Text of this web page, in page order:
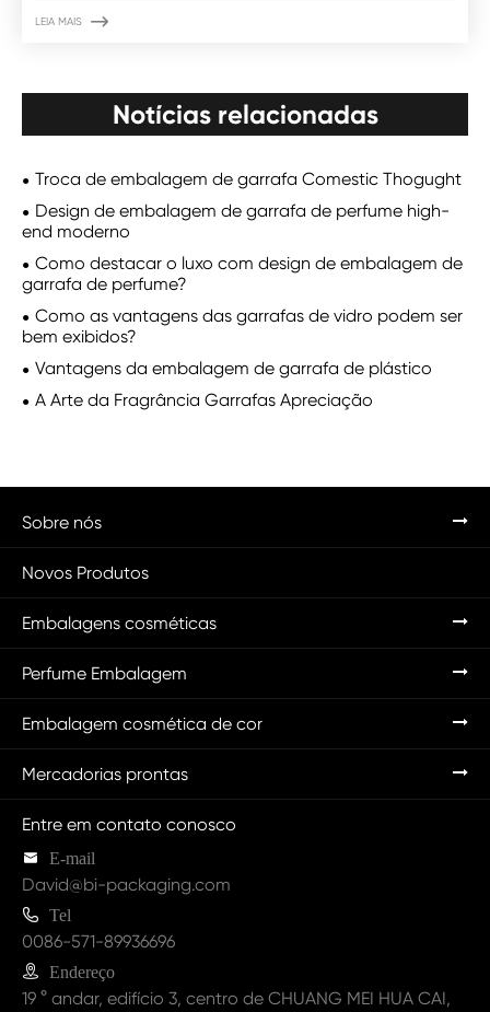
LEIA MAIS 
Notícias relacionadas
Troca de embalagem de garrafa Comestic Thogught
Design de embalagem de garrafa de perfume high-
end moderno
Como destacar o luxo com design de embalagem de
garrafa de perfume?
Como as vantagens das garrafas de vidro podem ser
bem exibidos?
Vantagens da embalagem de garrafa de plástico
A Arte da Fragrância Garrafas Apreciação
Sobre nós
Novos Produtos
Embalagens cosméticas
Perfume Embalagem
Embalagem cosmética de cor
Mercadorias prontas
Entre em contato conosco
 E-mail
David@bi-packaging.com
 Tel
0086-571-89936696
 Endereço
19 ° andar, edifício 3, centro de CHUANG MEI HUA CAI,